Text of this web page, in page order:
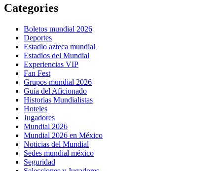
Categories
Boletos mundial 2026
Deportes
Estadio azteca mundial
Estadios del Mundial
Experiencias VIP
Fan Fest
Grupos mundial 2026
Guía del Aficionado
Historias Mundialistas
Hoteles
Jugadores
Mundial 2026
Mundial 2026 en México
Noticias del Mundial
Sedes mundial méxico
Seguridad